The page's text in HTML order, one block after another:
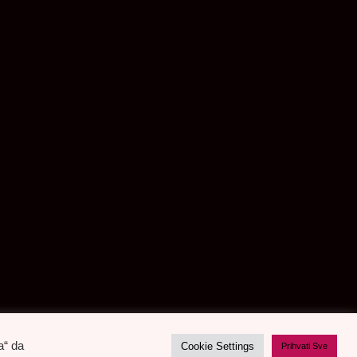
da
Cookie Settings Prihvati Sve